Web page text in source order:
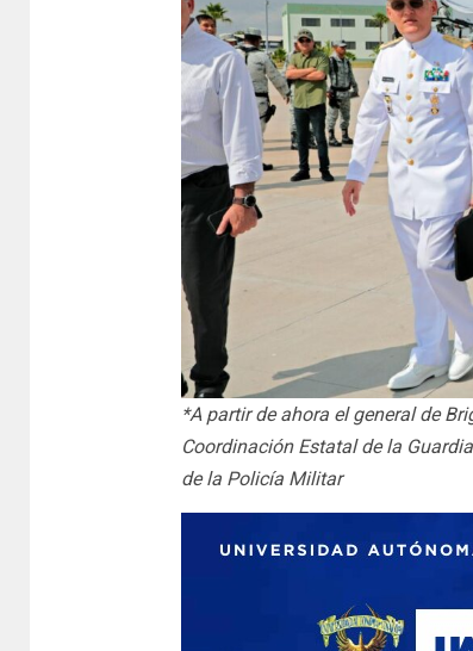
*A partir de ahora el general de
Coordinación Estatal de la
de la Policía Militar